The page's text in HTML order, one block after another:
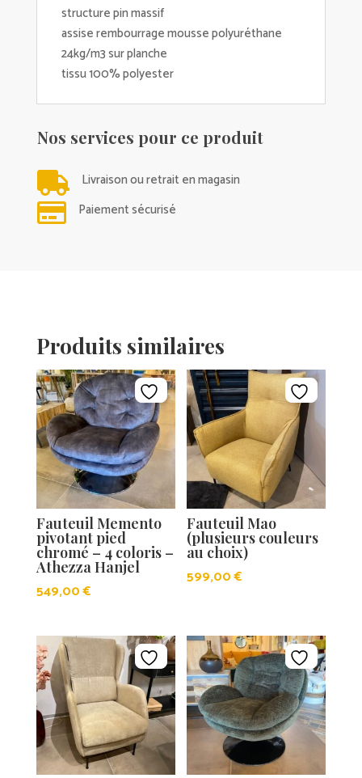
structure pin massif
assise rembourrage mousse polyuréthane
24kg/m3 sur planche
tissu 100% polyester
Nos services pour ce produit
 Livraison ou retrait en magasin
 Paiement sécurisé
Produits similaires
Fauteuil Memento
pivotant pied
chromé – 4 coloris –
Athezza Hanjel
549,00€
Fauteuil Mao
(plusieurs couleurs
au choix)
599,00€